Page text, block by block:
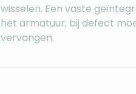
wisselen. Een vaste
het armatuur; bij defect
vervangen.